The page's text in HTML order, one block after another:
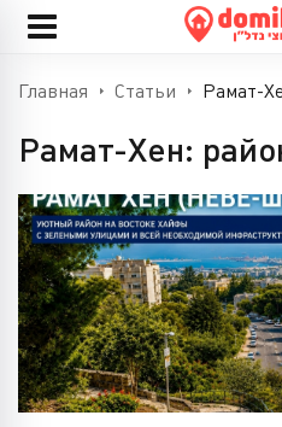
Главная Статьи Рамат-
Рамат-Хен: